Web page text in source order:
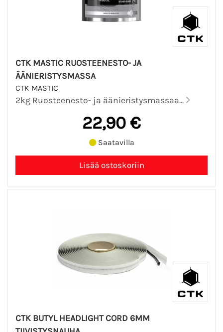
CTK MASTIC RUOSTEENESTO- JA
ÄÄNIERISTYSMASSA
CTK MASTIC
2kg Ruosteenesto- ja äänieristysmassaa...
22,90 €
Saatavilla
CTK BUTYL HEADLIGHT CORD 6MM